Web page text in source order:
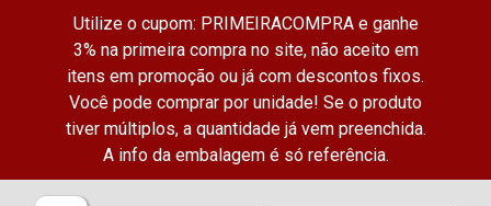
Utilize o cupom: PRIMEIRACOMPRA e ganhe
3% na primeira compra no site, não aceito em
itens em promoção ou já com descontos fixos.
Você pode comprar por unidade! Se o produto
tiver múltiplos, a quantidade já vem preenchida.
A info da embalagem é só referência.